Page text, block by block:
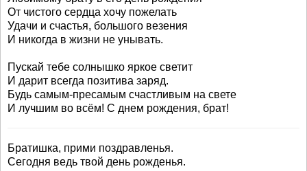
От чистого сердца хочу пожелать
Удачи и счастья, большого везения
И никогда в жизни не унывать.
Пускай тебе солнышко яркое светит
И дарит всегда позитива заряд.
Будь самым-пресамым счастливым на свете
И лучшим во всём! С днем рождения, брат!
Братишка, прими поздравленья.
Сегодня ведь твой день рожденья.